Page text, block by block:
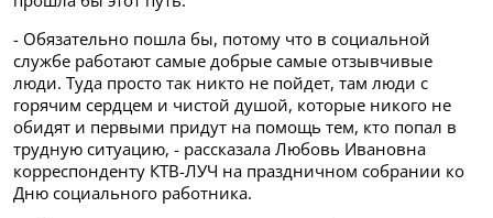
- Обязательно пошла бы, потому что в социальной
службе работают самые добрые самые отзывчивые
люди. Туда просто так никто не пойдет, там люди с
горячим сердцем и чистой душой, которые никого не
обидят и первыми придут на помощь тем, кто попал в
трудную ситуацию, - рассказала Любовь Ивановна
корреспонденту КТВ-ЛУЧ на праздничном собрании ко
Дню социального работника.